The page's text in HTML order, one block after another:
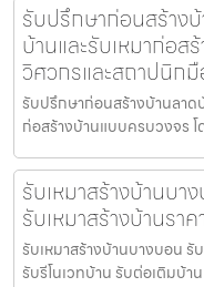
รับปรึกษาก่อนสร้าง
บ้านและรับเหมาก่อส
วิศวกรและสถาปนิก
รับปรึกษาก่อนสร้างบ้านลาด
ก่อสร้างบ้านแบบครบวงจร
รับเหมาสร้างบ้านบ
รับเหมาสร้างบ้านรา
รับเหมาสร้างบ้านบางบอน รั
รับรีโนเวทบ้าน รับต่อเติมบ้